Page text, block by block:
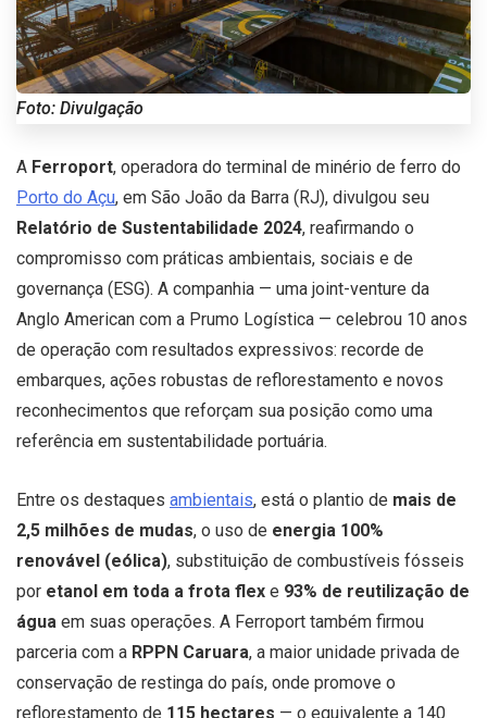
Foto: Divulgação
A Ferroport, operadora do terminal de minério de ferro do
Porto do Açu, em São João da Barra (RJ), divulgou seu
Relatório de Sustentabilidade 2024, reafirmando o
compromisso com práticas ambientais, sociais e de
governança (ESG). A companhia — uma joint-venture da
Anglo American com a Prumo Logística — celebrou 10 anos
de operação com resultados expressivos: recorde de
embarques, ações robustas de reflorestamento e novos
reconhecimentos que reforçam sua posição como uma
referência em sustentabilidade portuária.
Entre os destaques ambientais, está o plantio de mais de
2,5 milhões de mudas, o uso de energia 100%
renovável (eólica), substituição de combustíveis fósseis
por etanol em toda a frota flex e 93% de reutilização de
água em suas operações. A Ferroport também firmou
parceria com a RPPN Caruara, a maior unidade privada de
conservação de restinga do país, onde promove o
reflorestamento de 115 hectares — o equivalente a 140